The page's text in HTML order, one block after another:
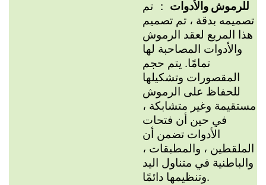
للرموش والأدوات ： تم
تصميمه بدقة ، تم تصميم
هذا المربع لعقد الرموش
والأدوات المصاحبة لها
تمامًا. يتم حجم
المقصورات وتشكيلها
للحفاظ على الرموش
مستقيمة وغير متشابكة ،
في حين أن فتحات
الأدوات تضمن أن
الملقطين ، والمطبقات ،
والباطنية في متناول اليد
وتنظيمها دائمًا.